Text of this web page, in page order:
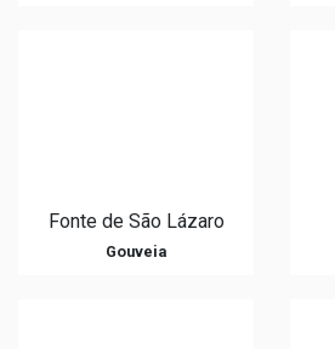
Fonte de São Lázaro
Gouveia